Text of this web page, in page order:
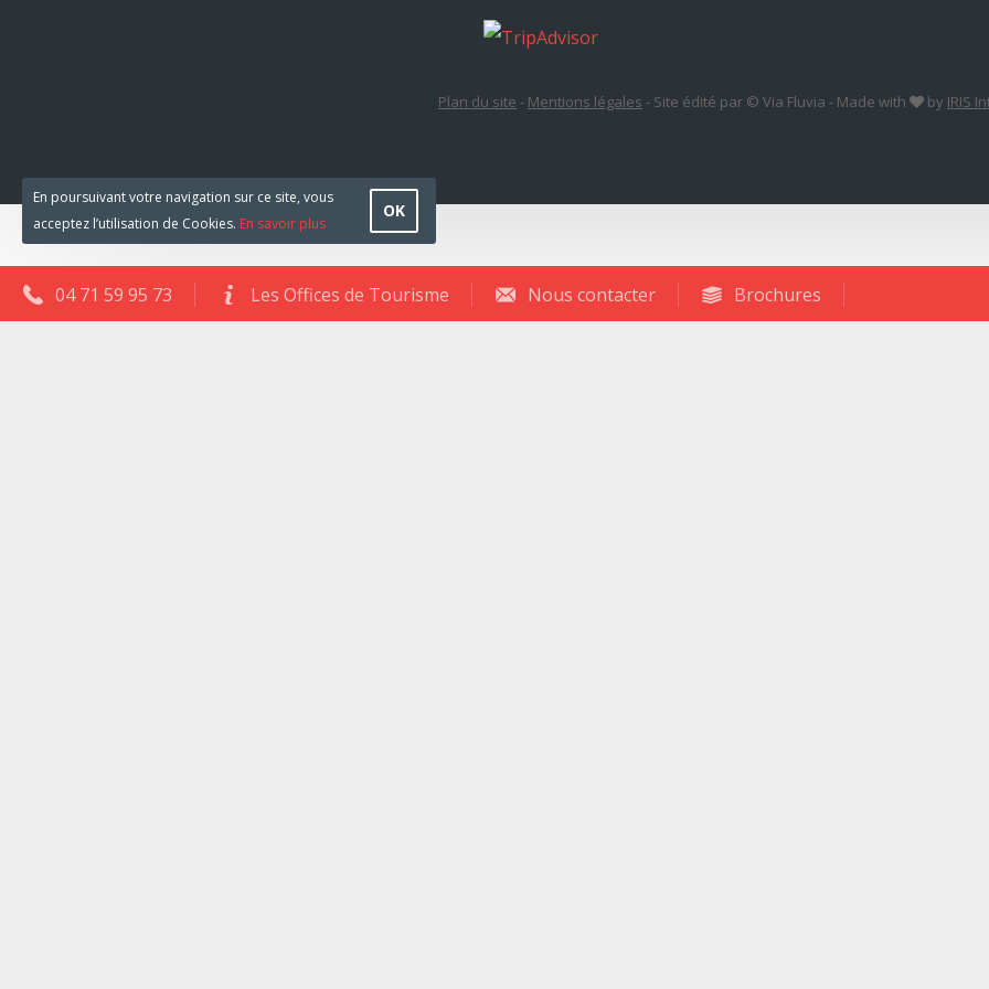
Plan du site - Mentions légales - Site édité par © Via Fluvia - Made with by IRIS
04 71 59 95 73 Les Offices de Tourisme Nous contacter Brochures
En poursuivant votre navigation sur ce site, vous
acceptez l’utilisation de Cookies. En savoir plus
OK